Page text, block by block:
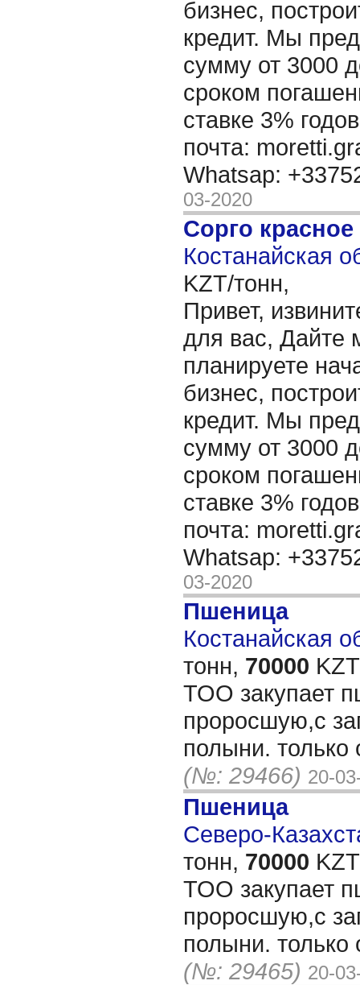
бизнес,
кредит. Мы
сумму от 3000
сроком
ставке 3%
почта:
Whatsap:
03-2020
Сорго красное
Костанайская
KZT/тонн,
Привет,
для вас, Дайте
планируете
бизнес,
кредит. Мы
сумму от 3000
сроком
ставке 3%
почта:
Whatsap:
03-2020
Пшеница
Костанайская
тонн, 70000
ТОО закупает
проросшую,с
полыни. только
(№: 29466) 20-
Пшеница
Северо-
тонн, 70000
ТОО закупает
проросшую,с
полыни. только
(№: 29465) 20-